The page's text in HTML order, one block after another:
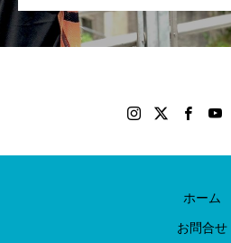
ホーム
お問合せ